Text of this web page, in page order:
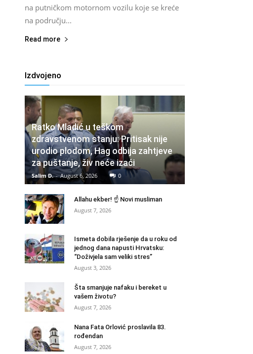
na putničkom motornom vozilu koje se kreće
na području...
Read more
Izdvojeno
Ratko Mladić u teškom
zdravstvenom stanju: Pritisak nije
urodio plodom, Hag odbija zahtjeve
za puštanje, živ neće izaći
Salim D. - August 6, 2026 0
Allahu ekber! ☝️ Novi musliman
August 7, 2026
Ismeta dobila rješenje da u roku od
jednog dana napusti Hrvatsku:
“Doživjela sam veliki stres”
August 3, 2026
Šta smanjuje nafaku i bereket u
vašem životu?
August 7, 2026
Nana Fata Orlović proslavila 83.
rođendan
August 7, 2026